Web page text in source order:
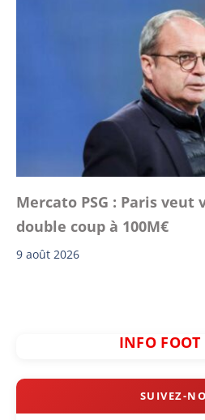
Mercato PSG : Paris
double coup à 100M€
9 août 2026
INFO